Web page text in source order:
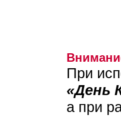
При
«День
а при